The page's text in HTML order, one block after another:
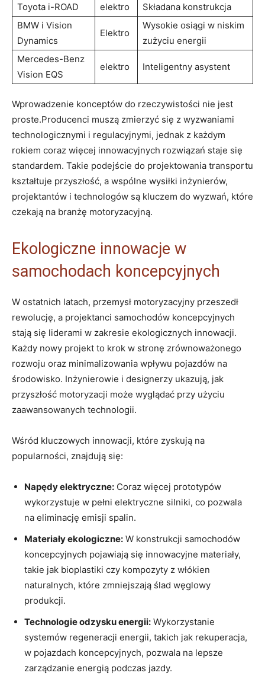
Toyota i-ROAD elektro
Składana konstrukcja
BMW i Vision
Dynamics
Elektro
Wysokie osiągi w niskim
zużyciu energii
Mercedes-Benz
Vision EQS
elektro Inteligentny asystent
Wprowadzenie konceptów do rzeczywistości nie jest
proste.Producenci muszą zmierzyć się z wyzwaniami
technologicznymi i regulacyjnymi, jednak z każdym
rokiem coraz więcej innowacyjnych rozwiązań staje się
standardem. Takie podejście do projektowania transportu
kształtuje przyszłość, a wspólne wysiłki inżynierów,
projektantów i technologów są kluczem do wyzwań, które
czekają na branżę motoryzacyjną.
Ekologiczne innowacje w
samochodach koncepcyjnych
W ostatnich latach, przemysł motoryzacyjny przeszedł
rewolucję, a projektanci samochodów koncepcyjnych
stają się liderami w zakresie ekologicznych innowacji.
Każdy nowy projekt to krok w stronę zrównoważonego
rozwoju oraz minimalizowania wpływu pojazdów na
środowisko. Inżynierowie i designerzy ukazują, jak
przyszłość motoryzacji może wyglądać przy użyciu
zaawansowanych technologii.
Wśród kluczowych innowacji, które zyskują na
popularności, znajdują się:
Napędy elektryczne: Coraz więcej prototypów
wykorzystuje w pełni elektryczne silniki, co pozwala
na eliminację emisji spalin.
Materiały ekologiczne: W konstrukcji samochodów
koncepcyjnych pojawiają się innowacyjne materiały,
takie jak bioplastiki czy kompozyty z włókien
naturalnych, które zmniejszają ślad węglowy
produkcji.
Technologie odzysku energii: Wykorzystanie
systemów regeneracji energii, takich jak rekuperacja,
w pojazdach koncepcyjnych, pozwala na lepsze
zarządzanie energią podczas jazdy.